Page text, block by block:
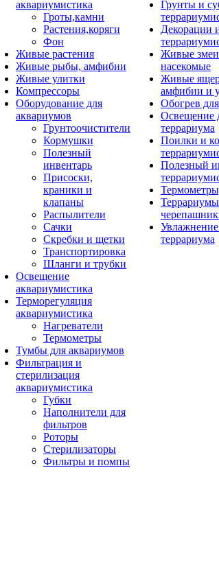
аквариумистика
Гроты,камни
Растения,коряги
Фон
Живые растения
Живые рыбы, амфибии
Живые улитки
Компрессоры
Оборудование для
аквариумов
Грунтоочистители
Кормушки
Полезный
инвентарь
Присоски,
краники и
клапаны
Распылители
Сачки
Скребки и щетки
Транспортировка
Шланги и трубки
Освещение
аквариумистика
Терморегуляция
аквариумистика
Нагреватели
Термометры
Тумбы для аквариумов
Фильтрация и
стерилизация
аквариумистика
Губки
Наполнители для
фильтров
Роторы
Стерилизаторы
Фильтры и помпы
Грунты и
Декорации
Живые
насекомые
Живые
амфибии и
Обогрев
Освещение
террариума
Поилки и
Полезный
террариума